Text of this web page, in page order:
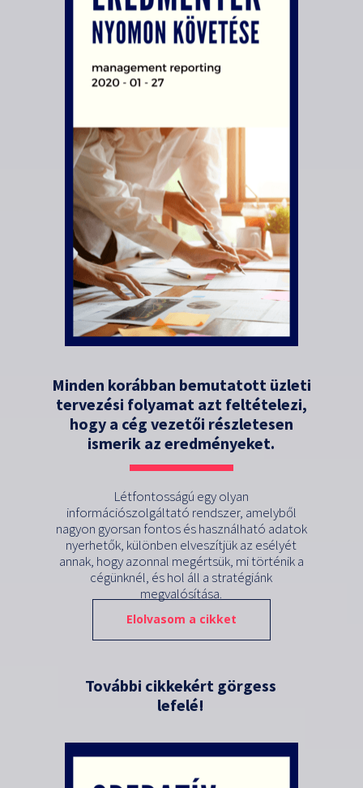
Minden korábban bemutatott üzleti
tervezési folyamat azt feltételezi,
hogy a cég vezetői részletesen
ismerik az eredményeket.
Létfontosságú egy olyan
információszolgáltató rendszer, amelyből
nagyon gyorsan fontos és használható adatok
nyerhetők, különben elveszítjük az esélyét
annak, hogy azonnal megértsük, mi történik a
cégünknél, és hol áll a stratégiánk
megvalósítása.
Elolvasom a cikket
További cikkekért görgess
lefelé!